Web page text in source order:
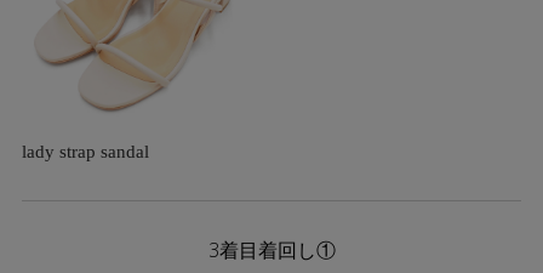
lady strap sandal
3着目着回し①